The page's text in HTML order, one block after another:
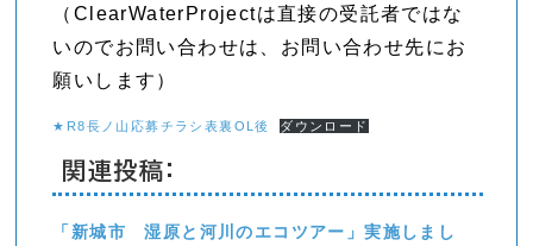
（ClearWaterProjectは直接の受託者ではな
いのでお問い合わせは、お問い合わせ先にお
願いします）
★R8長ノ山応募チラシ表裏OL後 ダウンロード
関連投稿:
「新城市 湿原と河川のエコツアー」実施しまし